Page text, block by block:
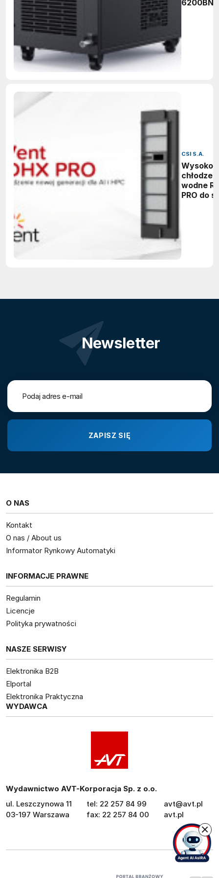
CSI S.A.
wodne
PRO do
Newsletter
O NAS
Kontakt
O nas / About us
Informator Rynkowy Automatyki
INFORMACJE PRAWNE
Regulamin
Licencje
Polityka prywatności
NASZE SERWISY
Elektronika B2B
Elportal
Elektronika Praktyczna
WYDAWCA
Wydawnictwo AVT-Korporacja Sp. z o.o.
ul. Leszczynowa 11
03-197 Warszawa
tel: 22 257 84 99
fax: 22 257 84 00
avt@avt.pl
avt.pl